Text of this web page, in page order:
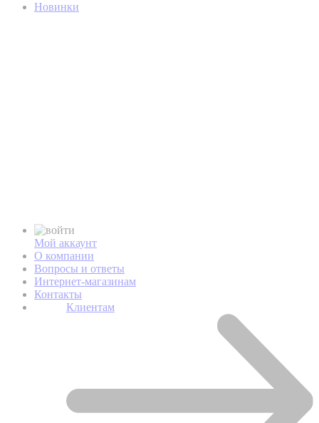
Новинки
Мой аккаунт
О компании
Вопросы и ответы
Интернет-магазинам
Контакты
Клиентам